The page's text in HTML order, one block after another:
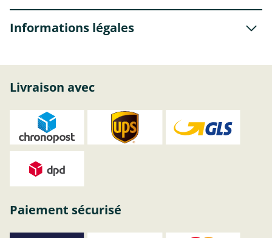
Informations légales
Livraison avec
Paiement sécurisé